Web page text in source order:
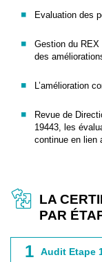
Evaluation des
Gestion du REX
des
L’amélioration
Revue de
19443, les
continue en lien
LA
PAR
1 Audit Etape